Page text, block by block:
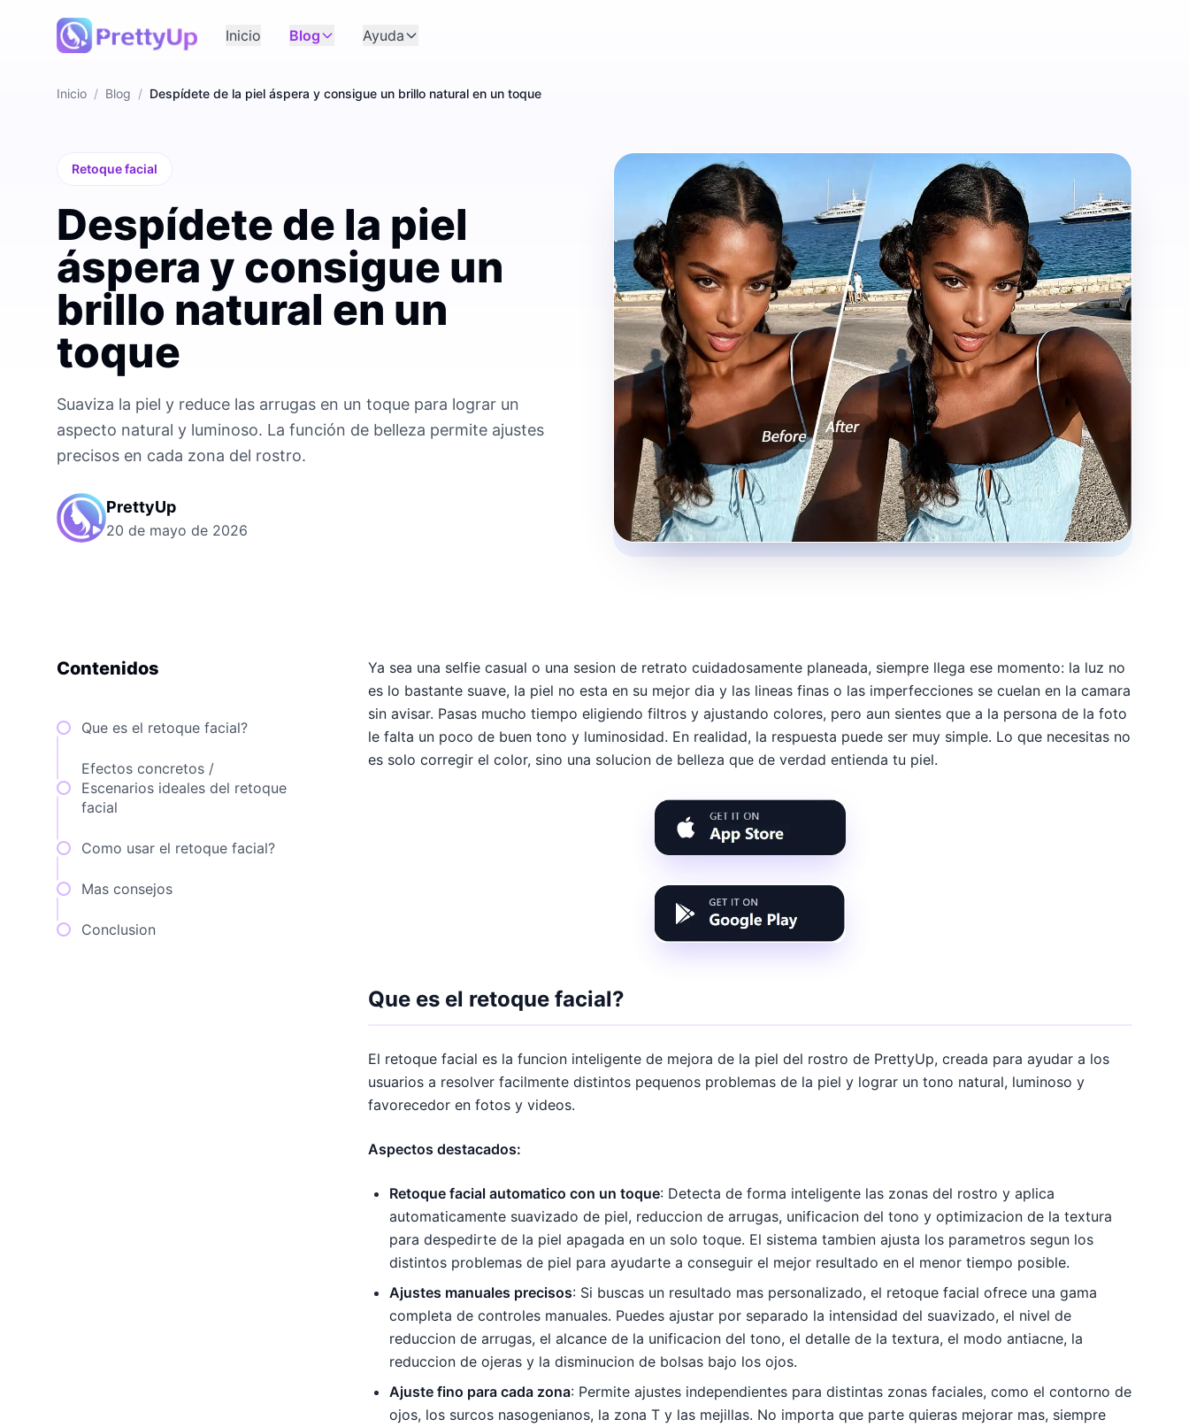
Inicio Blog Ayuda
Inicio / Blog / Despídete de la piel áspera y consigue un brillo natural en un toque
Retoque facial
Despídete de la piel
áspera y consigue un
brillo natural en un
toque
Suaviza la piel y reduce las arrugas en un toque para lograr un
aspecto natural y luminoso. La función de belleza permite ajustes
precisos en cada zona del rostro.
PrettyUp
20 de mayo de 2026
Contenidos
Que es el retoque facial?
Efectos concretos /
Escenarios ideales del retoque
facial
Como usar el retoque facial?
Mas consejos
Conclusion
Ya sea una selfie casual o una sesion de retrato cuidadosamente planeada, siempre llega ese momento: la luz no
es lo bastante suave, la piel no esta en su mejor dia y las lineas finas o las imperfecciones se cuelan en la camara
sin avisar. Pasas mucho tiempo eligiendo filtros y ajustando colores, pero aun sientes que a la persona de la foto
le falta un poco de buen tono y luminosidad. En realidad, la respuesta puede ser muy simple. Lo que necesitas no
es solo corregir el color, sino una solucion de belleza que de verdad entienda tu piel.
Que es el retoque facial?
El retoque facial es la funcion inteligente de mejora de la piel del rostro de PrettyUp, creada para ayudar a los
usuarios a resolver facilmente distintos pequenos problemas de la piel y lograr un tono natural, luminoso y
favorecedor en fotos y videos.
Aspectos destacados:
Retoque facial automatico con un toque: Detecta de forma inteligente las zonas del rostro y aplica
automaticamente suavizado de piel, reduccion de arrugas, unificacion del tono y optimizacion de la textura
para despedirte de la piel apagada en un solo toque. El sistema tambien ajusta los parametros segun los
distintos problemas de piel para ayudarte a conseguir el mejor resultado en el menor tiempo posible.
Ajustes manuales precisos: Si buscas un resultado mas personalizado, el retoque facial ofrece una gama
completa de controles manuales. Puedes ajustar por separado la intensidad del suavizado, el nivel de
reduccion de arrugas, el alcance de la unificacion del tono, el detalle de la textura, el modo antiacne, la
reduccion de ojeras y la disminucion de bolsas bajo los ojos.
Ajuste fino para cada zona: Permite ajustes independientes para distintas zonas faciales, como el contorno de
ojos, los surcos nasogenianos, la zona T y las mejillas. No importa que parte quieras mejorar mas, siempre